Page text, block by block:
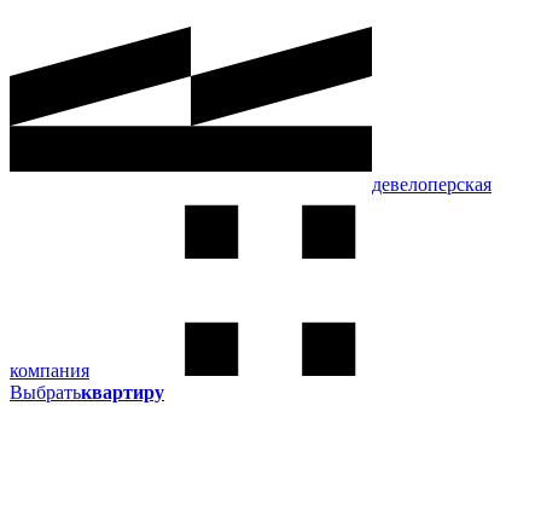
девелоперская
компания
Выбратьквартиру